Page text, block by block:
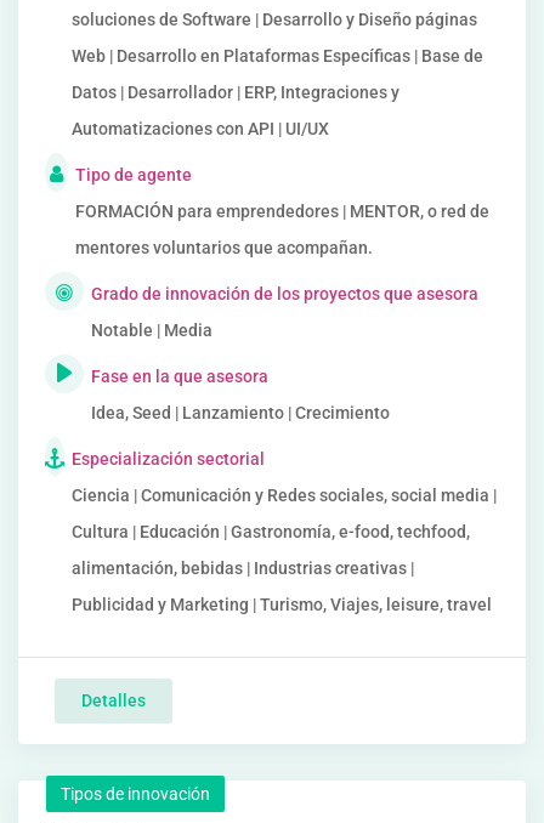
soluciones de Software | Desarrollo y Diseño páginas
Web | Desarrollo en Plataformas Específicas | Base de
Datos | Desarrollador | ERP, Integraciones y
Automatizaciones con API | UI/UX
Tipo de agente
FORMACIÓN para emprendedores | MENTOR, o red de
mentores voluntarios que acompañan.
Grado de innovación de los proyectos que asesora
Notable | Media
Fase en la que asesora
Idea, Seed | Lanzamiento | Crecimiento
Especialización sectorial
Ciencia | Comunicación y Redes sociales, social media |
Cultura | Educación | Gastronomía, e-food, techfood,
alimentación, bebidas | Industrias creativas |
Publicidad y Marketing | Turismo, Viajes, leisure, travel
Detalles
Tipos de innovación